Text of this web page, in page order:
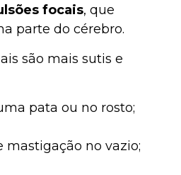
focais, que
parte do cérebro.
são mais sutis e
pata ou no rosto;
mastigação no vazio;